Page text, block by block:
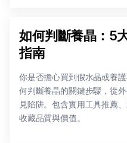
如何判斷養晶：5
指南
你是否擔心買到假水晶或養
何判斷養晶的關鍵步驟，從
見陷阱。包含實用工具推薦
收藏品質與價值。